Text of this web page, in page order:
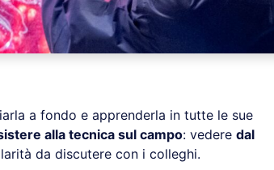
a fondo e apprenderla in tutte le sue
alla tecnica sul campo: vedere dal
da discutere con i colleghi.